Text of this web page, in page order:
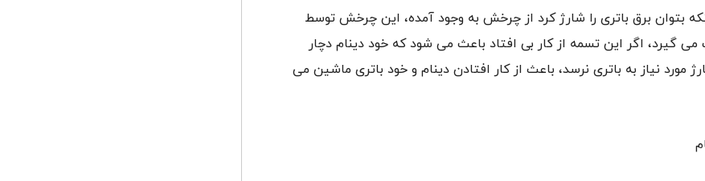
بتوان برق باتری را شارژ کرد از چرخش به وجود آمده، این چرخش توسط
گیرد، اگر این تسمه از کار بی افتاد باعث می شود که خود دینام دچار
مورد نیاز به باتری نرسد، باعث از کار افتادن دینام و خود باتری ماشین می